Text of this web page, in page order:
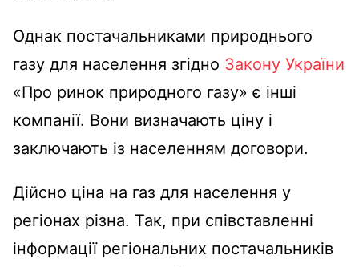
Однак постачальниками природнього
газу для населення згідно Закону України
«Про ринок природного газу» є інші
компанії. Вони визначають ціну і
заключають із населенням договори.
Дійсно ціна на газ для населення у
регіонах різна. Так, при співставленні
інформації регіональних постачальників